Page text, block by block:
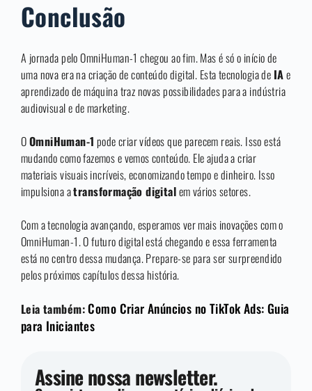
Conclusão
A jornada pelo OmniHuman-1 chegou ao fim. Mas é só o início de
uma nova era na criação de conteúdo digital. Esta tecnologia de IAe
aprendizado de máquina traz novas possibilidades para a indústria
audiovisual e de marketing.
OOmniHuman-1 pode criar vídeos que parecem reais. Isso está
mudando como fazemos e vemos conteúdo. Ele ajuda a criar
materiais visuais incríveis, economizando tempo e dinheiro. Isso
impulsiona atransformação digitalem vários setores.
Com a tecnologia avançando, esperamos ver mais inovações com o
OmniHuman-1. O futuro digital está chegando e essa ferramenta
está no centro dessa mudança. Prepare-se para ser surpreendido
pelos próximos capítulos dessa história.
Leia também:Como Criar Anúncios no TikTok Ads: Guia
para Iniciantes
Assine nossa newsletter.